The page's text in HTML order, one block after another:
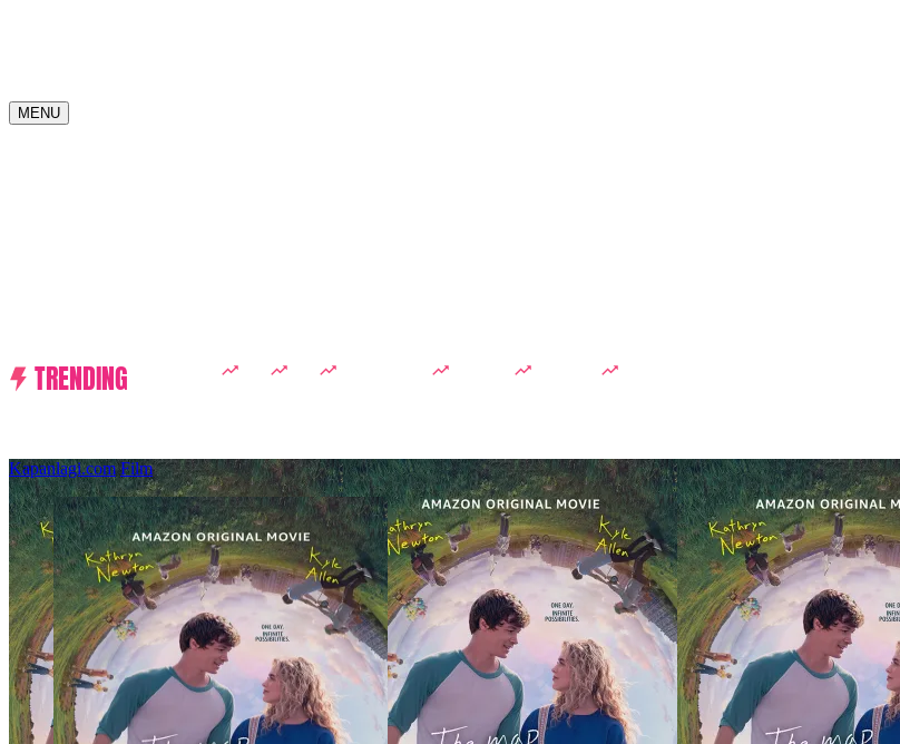
MENU
TRENDING
Kapanlagi.com Film